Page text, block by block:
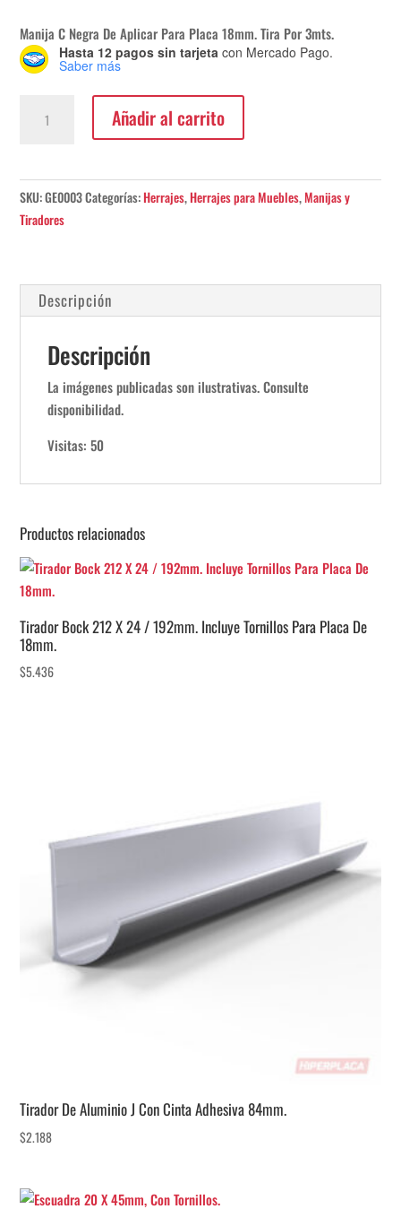
Manija C Negra De Aplicar Para Placa 18mm. Tira Por 3mts.
Hasta 12 pagos sin tarjeta con Mercado Pago.
Saber más
Aplicar
Para
Tira
cantidad
Añadir al carrito
SKU:GE0003Categorías:Herrajes,Herrajes para Muebles,Manijas y
Tiradores
Descripción
Descripción
La imágenes publicadas son ilustrativas. Consulte
disponibilidad.
Visitas: 50
Productos relacionados
Tirador Bock 212 X 24 / 192mm. Incluye Tornillos Para Placa De
18mm.
$5.436
Tirador De Aluminio J Con Cinta Adhesiva 84mm.
$2.188